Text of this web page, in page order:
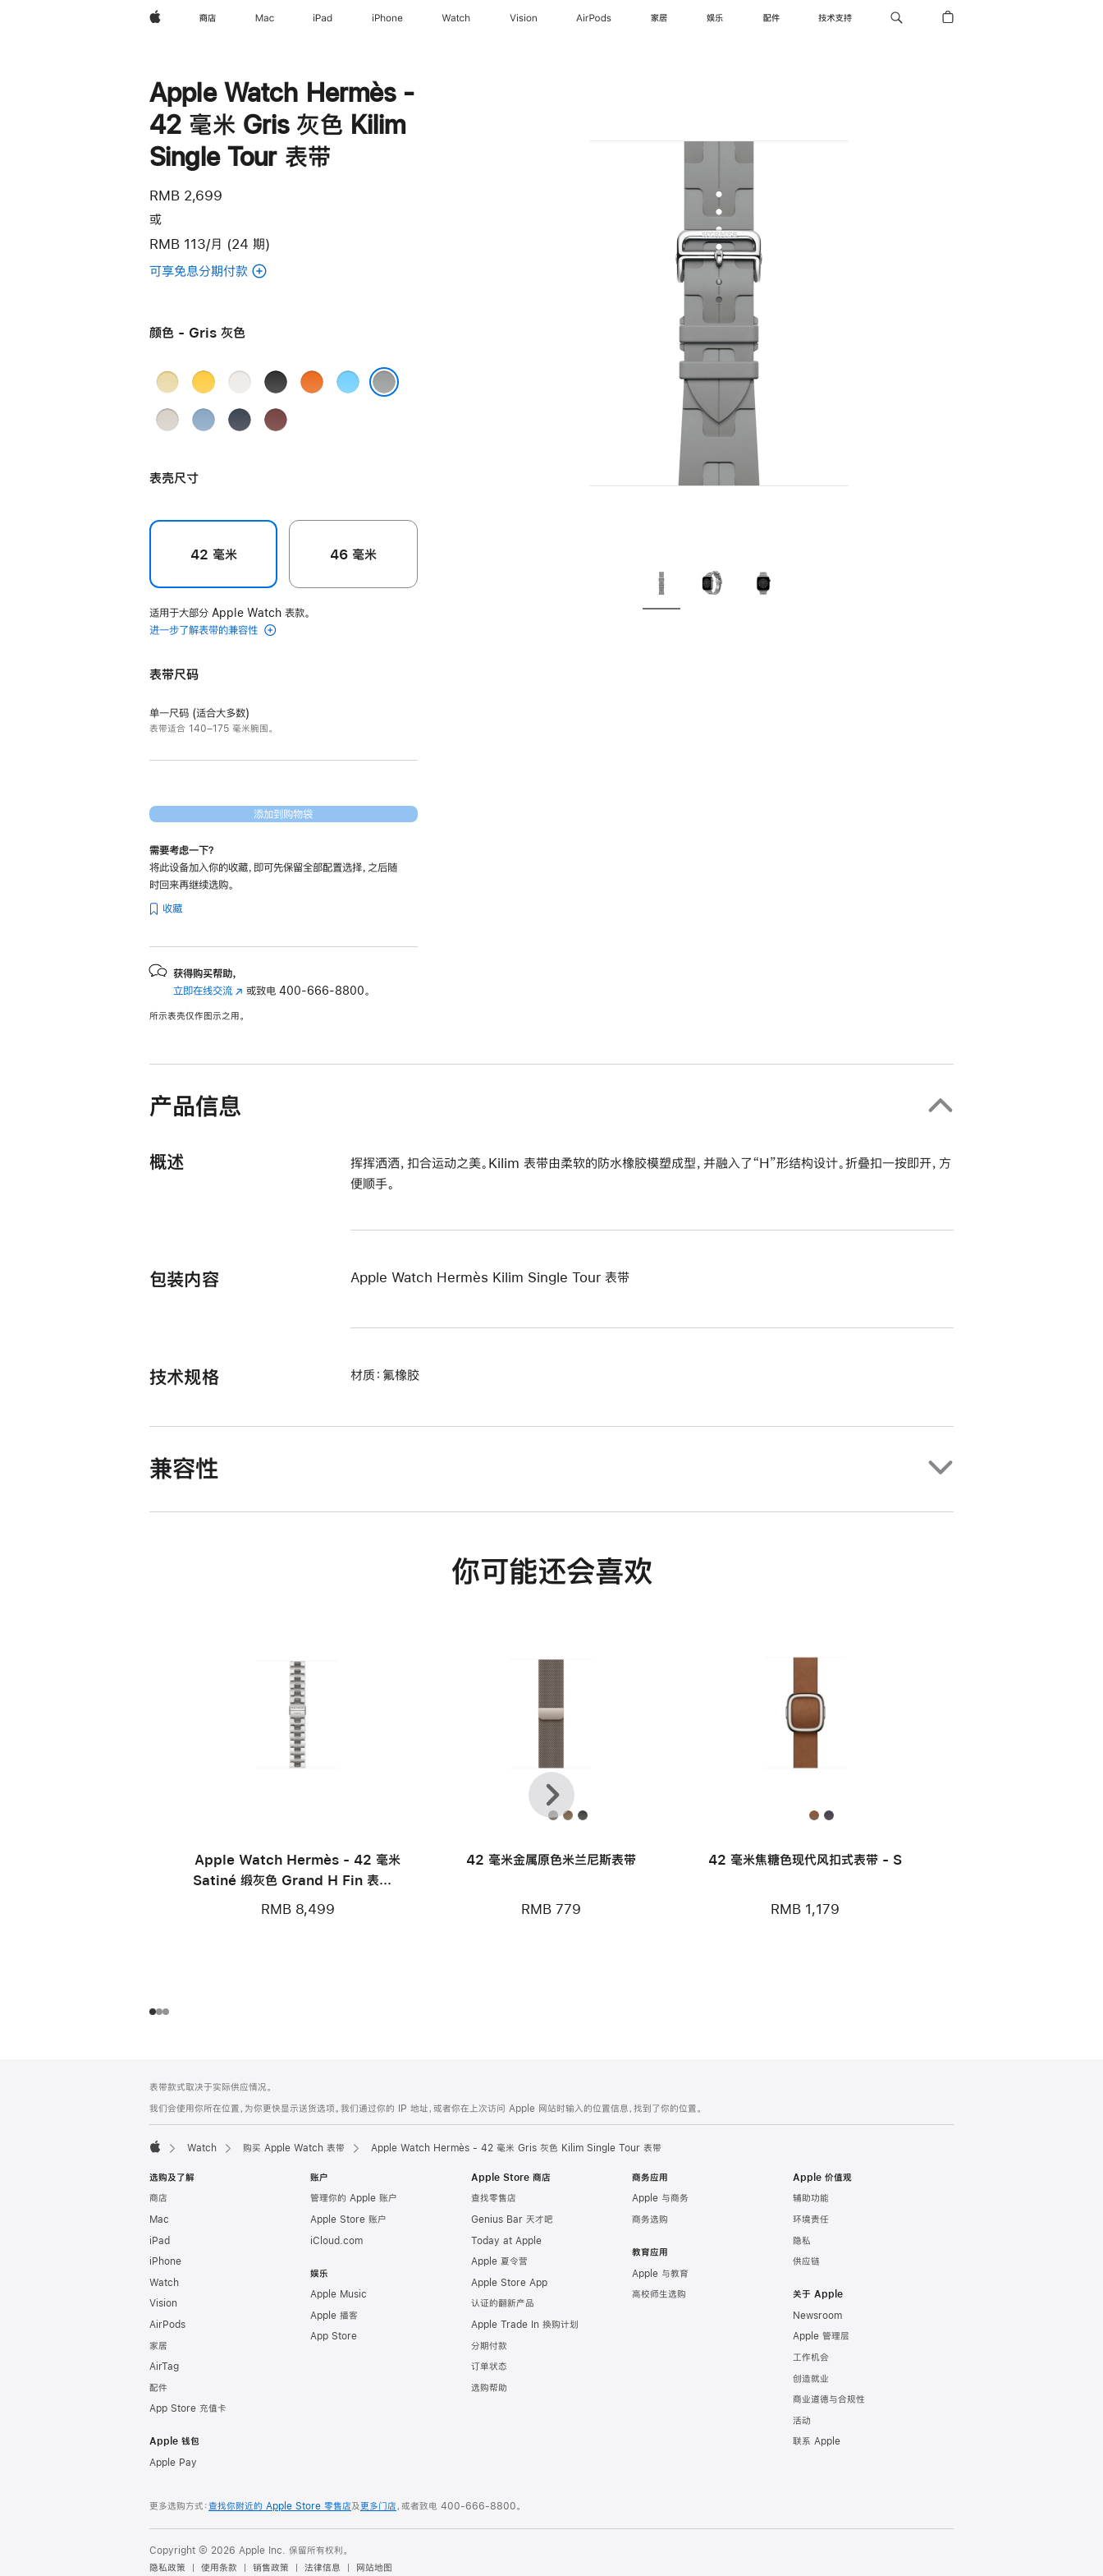
Apple 商店 Mac iPad iPhone Watch Vision AirPods 家居 娱乐 配件 技术支持
Apple Watch Hermès -
42 毫米 Gris 灰色 Kilim
Single Tour 表带
RMB 2,699
或
RMB 113/月 (24 期)
可享免息分期付款 (Apple
毫
Gris
Tour
分
项)
颜色 - Gris 灰色
Grège
灰
Jaune
色
Blanc
色
Noir
色
OrangeBleu
Céleste
Béton
灰
Bleu
蓝
Navy
色
Rouge
色
表壳尺寸
42 毫米 46 毫米
适用于大部分 Apple Watch 表款。
进一步了解表带的兼容性
表带尺码
单一尺码 (适合大多数)
表带适合 140–175 毫米腕围。
添加到购物袋
需要考虑一下？
将此设备加入你的收藏，即可先保留全部配置选择，之后随
时回来再继续选购。
收藏
获得购买帮助，
立即在线交流 (在 或致电400-666-8800。
所示表壳仅作图示之用。
产品信息
概述
挥挥洒洒，扣合运动之美。Kilim 表带由柔软的防水橡胶模塑成型，并融入了“H”形结构设计。折叠扣一按即开，方
便顺手。
包装内容 Apple Watch Hermès Kilim Single Tour 表带
技术规格 材质：氟橡胶
兼容性
你可能还会喜欢
Apple Watch Hermès - 42 毫米
Satiné 缎灰色 Grand H Fin 表带 -
RMB 8,499
42 毫米金属原色米兰尼斯表带
RMB 779
42 毫米焦糖色现代风扣式表带 - S
RMB 1,179
上
一
个
下
一
个
页
页
注
表带款式取决于实际供应情况。
我们会使用你所在位置，为你更快显示送货选项。我们通过你的 IP 地址，或者你在上次访问 Apple 网站时输入的位置信息，找到了你的位置。
Watch 购买 Apple Watch 表带 Apple Watch Hermès - 42 毫米 Gris 灰色 Kilim Single Tour 表带
选购及了解
商店
Mac
iPad
iPhone
Watch
Vision
AirPods
家居
AirTag
配件
App Store 充值卡
Apple 钱包
Apple Pay
账户
管理你的 Apple 账户
Apple Store 账户
iCloud.com
娱乐
Apple Music
Apple 播客
App Store
Apple Store 商店
查找零售店
Genius Bar 天才吧
Today at Apple
Apple 夏令营
Apple Store App
认证的翻新产品
Apple Trade In 换购计划
分期付款
订单状态
选购帮助
商务应用
Apple 与商务
商务选购
教育应用
Apple 与教育
高校师生选购
Apple 价值观
辅助功能
环境责任
隐私
供应链
关于 Apple
Newsroom
Apple 管理层
工作机会
创造就业
商业道德与合规性
活动
联系 Apple
更多选购方式：查找你附近的 Apple Store 零售店及更多门店，或者致电 400-666-8800。
Copyright © 2026 Apple Inc. 保留所有权利。
隐私政策
使用条款 销售政策 法律信息 网站地图